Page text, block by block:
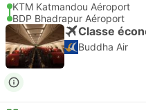
KTM Katmandou Aéroport
BDP Bhadrapur Aéroport
Classe
Buddha Air